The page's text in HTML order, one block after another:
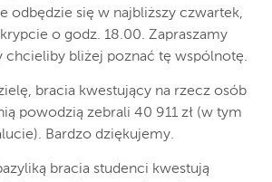
odbędzie się w najbliższy czwartek,
o godz. 18.00. Zapraszamy
chcieliby bliżej poznać tę wspólnotę.
bracia kwestujący na rzecz osób
powodzią zebrali 40 911 zł (w tym
Bardzo dziękujemy.
bracia studenci kwestują